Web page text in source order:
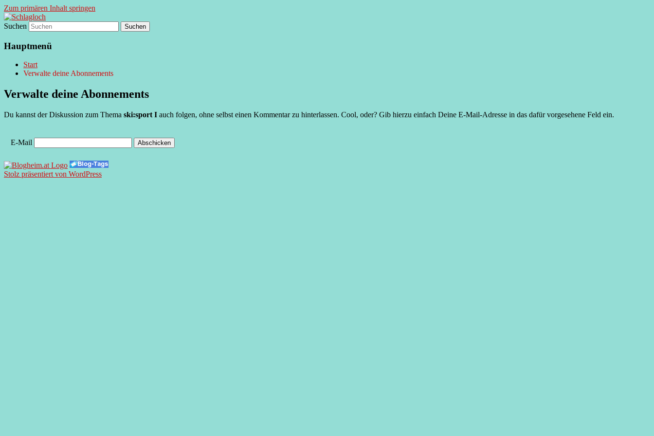
Zum primären Inhalt springen
Schlagloch
supersberger taggedanken
Suchen
Hauptmenü
Start
Verwalte deine Abonnements
Verwalte deine Abonnements
Du kannst der Diskussion zum Thema ski:sport I auch folgen, ohne selbst einen Kommentar zu hinterlassen. Cool, oder? Gib hierzu einfach Deine E-Mail-Adresse in das dafür vorgesehene Feld ein.
E-Mail
Stolz präsentiert von WordPress